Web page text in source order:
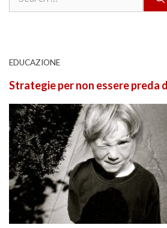
EDUCAZIONE
Strategie per non essere preda